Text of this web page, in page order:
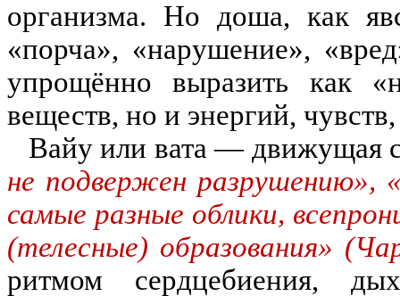
организма. Но доша, как
«порча», «нарушение»,
упрощённо выразить как
веществ, но и энергий,
Вайу или вата — движущая
не подвержен разрушению»,
самые разные облики,
(телесные) образования»
ритмом сердцебиения,